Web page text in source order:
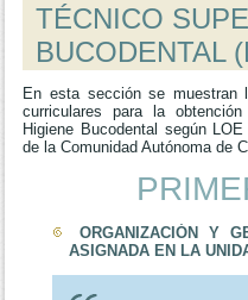
TÉCNICO
BUCODENTAL
En esta sección se
curriculares para la
Higiene Bucodental según
de la Comunidad Autónoma de
ORGANIZACIÓN Y
ASIGNADA EN LA